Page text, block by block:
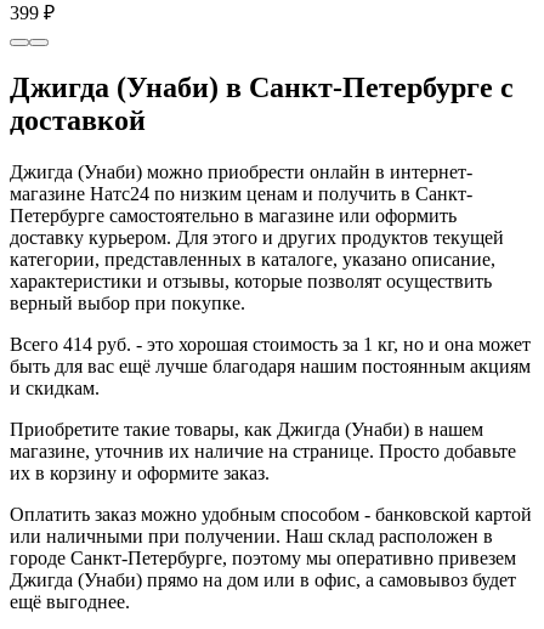
399 ₽
Джигда (Унаби) в Санкт-Петербурге с
доставкой
Джигда (Унаби) можно приобрести онлайн в интернет-
магазине Натс24 по низким ценам и получить в Санкт-
Петербурге самостоятельно в магазине или оформить
доставку курьером. Для этого и других продуктов текущей
категории, представленных в каталоге, указано описание,
характеристики и отзывы, которые позволят осуществить
верный выбор при покупке.
Всего 414 руб. - это хорошая стоимость за 1 кг, но и она может
быть для вас ещё лучше благодаря нашим постоянным акциям
и скидкам.
Приобретите такие товары, как Джигда (Унаби) в нашем
магазине, уточнив их наличие на странице. Просто добавьте
их в корзину и оформите заказ.
Оплатить заказ можно удобным способом - банковской картой
или наличными при получении. Наш склад расположен в
городе Санкт-Петербурге, поэтому мы оперативно привезем
Джигда (Унаби) прямо на дом или в офис, а самовывоз будет
ещё выгоднее.